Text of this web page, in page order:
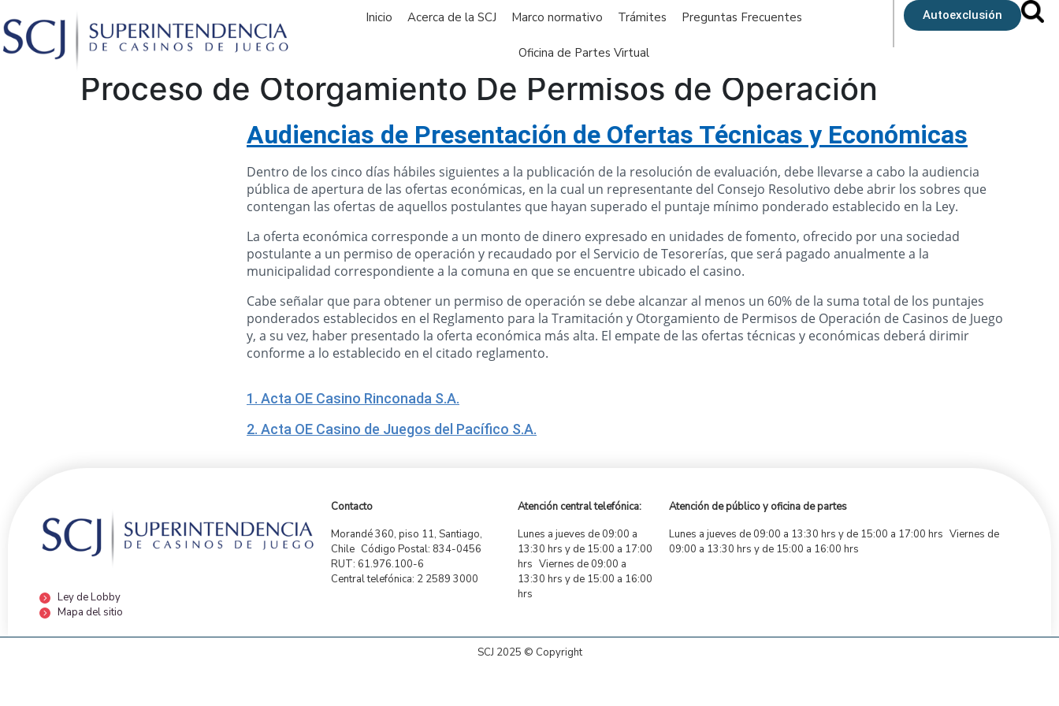
Inicio Acerca de la SCJ Marco normativo Trámites Preguntas Frecuentes
Oficina de Partes Virtual
Autoexclusión
Proceso de Otorgamiento De Permisos de Operación
Audiencias de Presentación de Ofertas Técnicas y Económicas
Dentro de los cinco días hábiles siguientes a la publicación de la resolución de evaluación, debe llevarse a cabo la audiencia
pública de apertura de las ofertas económicas, en la cual un representante del Consejo Resolutivo debe abrir los sobres que
contengan las ofertas de aquellos postulantes que hayan superado el puntaje mínimo ponderado establecido en la Ley.
La oferta económica corresponde a un monto de dinero expresado en unidades de fomento, ofrecido por una sociedad
postulante a un permiso de operación y recaudado por el Servicio de Tesorerías, que será pagado anualmente a la
municipalidad correspondiente a la comuna en que se encuentre ubicado el casino.
Cabe señalar que para obtener un permiso de operación se debe alcanzar al menos un 60% de la suma total de los puntajes
ponderados establecidos en el Reglamento para la Tramitación y Otorgamiento de Permisos de Operación de Casinos de Juego
y, a su vez, haber presentado la oferta económica más alta. El empate de las ofertas técnicas y económicas deberá dirimir
conforme a lo establecido en el citado reglamento.
1. Acta OE Casino Rinconada S.A.
2. Acta OE Casino de Juegos del Pacífico S.A.
Ley de Lobby
Mapa del sitio
Contacto
Morandé 360, piso 11, Santiago,
Chile Código Postal: 834-0456
RUT: 61.976.100-6
Central telefónica: 2 2589 3000
Atención central telefónica:
Lunes a jueves de 09:00 a
13:30 hrs y de 15:00 a 17:00
hrs Viernes de 09:00 a
13:30 hrs y de 15:00 a 16:00
hrs
Atención de público y oficina de partes
Lunes a jueves de 09:00 a 13:30 hrs y de 15:00 a 17:00 hrs Viernes de
09:00 a 13:30 hrs y de 15:00 a 16:00 hrs
SCJ 2025 © Copyright